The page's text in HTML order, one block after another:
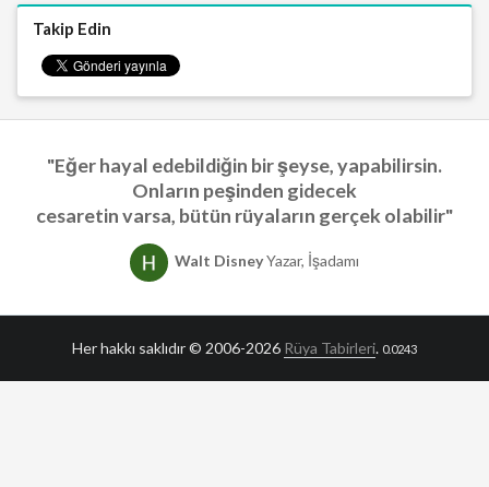
Takip Edin
"Eğer hayal edebildiğin bir şeyse, yapabilirsin.
Onların peşinden gidecek
cesaretin varsa, bütün rüyaların gerçek olabilir"
Walt DisneyYazar, İşadamı
Her hakkı saklıdır © 2006-2026 Rüya Tabirleri. 0.0243